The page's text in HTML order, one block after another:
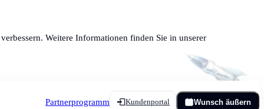
Weitere Informationen finden Sie in unserer
Partnerprogramm Kundenportal Wunsch äußern